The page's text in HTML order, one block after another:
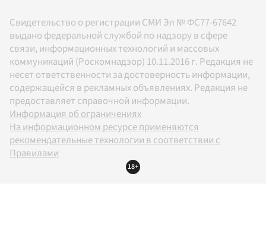
Свидетельство о регистрации СМИ Эл № ФС77-67642
выдано федеральной службой по надзору в сфере
связи, информационных технологий и массовых
коммуникаций (Роскомнадзор) 10.11.2016 г. Редакция не
несет ответственности за достоверность информации,
содержащейся в рекламных объявлениях. Редакция не
предоставляет справочной информации.
Информация об ограничениях
На информационном ресурсе применяются
рекомендательные технологии в соответствии с
Правилами
18+